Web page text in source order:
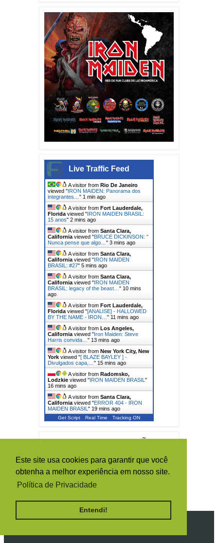
Este site usa cookies para garantir que você
obtenha a melhor experiência em nosso site.
Política de Privacidade
Entendi!
Live Traffic Feed
A visitor from Rio De Janeiro
viewed "IRON MAIDEN: Panorama dos
integrantes… " 1 min ago
A visitor from Fort Lauderdale,
Florida viewed "IRON MAIDEN BRASIL:
15 anos" 2 mins ago
A visitor from Santa Clara,
California viewed "BRUCE DICKINSON: "
Nunca pense que algo… " 3 mins ago
A visitor from Santa Clara,
California viewed "IRON MAIDEN
BRASIL: #27" 5 mins ago
A visitor from Santa Clara,
California viewed "IRON MAIDEN
BRASIL: legacy of the beast… " 10 mins
ago
A visitor from Fort Lauderdale,
Florida viewed "[ANALISE] - HALLOWED
BY THE NAME - IRON… " 11 mins ago
A visitor from Los Angeles,
California viewed "Iron Maiden: Steve
Harris convida… " 13 mins ago
A visitor from New York City, New
York viewed "[ BLAZE BAYLEY ] -
Divulgados capa,… " 15 mins ago
A visitor from Radomsko,
Lodzkie viewed "IRON MAIDEN BRASIL "
16 mins ago
A visitor from Santa Clara,
California viewed "ERROR 404 - IRON
MAIDEN BRASIL " 19 mins ago
Get Script Real Time Tracking ON
TOTAL DE VISUALIZAÇÕES DE
1 5 0 1